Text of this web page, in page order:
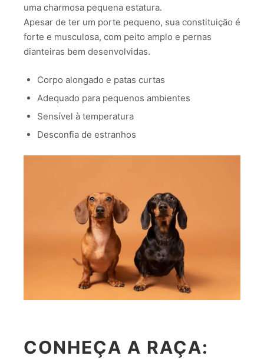
uma charmosa pequena estatura.
Apesar de ter um porte pequeno, sua constituição é
forte e musculosa, com peito amplo e pernas
dianteiras bem desenvolvidas.
Corpo alongado e patas curtas
Adequado para pequenos ambientes
Sensível à temperatura
Desconfia de estranhos
CONHEÇA A RAÇA: